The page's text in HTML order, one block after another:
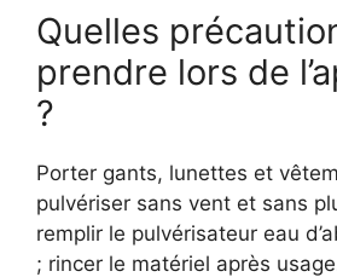
Quelles
prendre lors de
?
Porter gants, lunettes et
pulvériser sans vent et sans
remplir le pulvérisateur eau
; rincer le matériel après